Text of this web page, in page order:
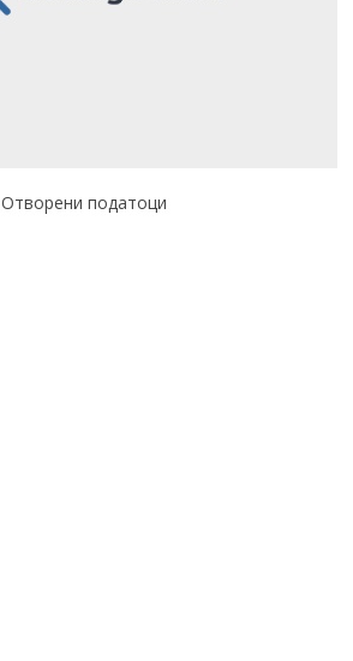
Отворени податоци